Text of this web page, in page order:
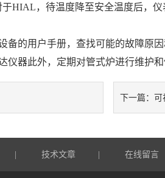
HIAL，待温度降至安全温度后，仪
备的用户手册，查找可能的故障原
仪器此外，定期对管式炉进行维护
下一篇： 可
技术文章 在线留言